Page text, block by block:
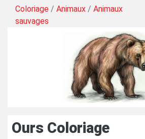
Coloriage / Animaux / Animaux
sauvages
Ours Coloriage